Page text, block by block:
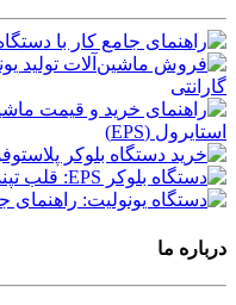
درباره ما